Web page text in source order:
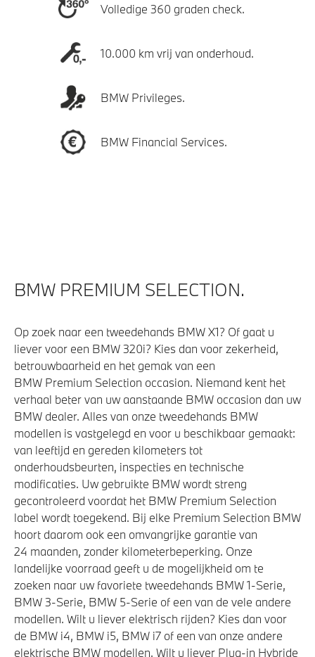
Volledige 360 graden check.
10.000 km vrij van onderhoud.
BMW Privileges.
BMW Financial Services.
BMW PREMIUM SELECTION.
Op zoek naar een tweedehands BMW X1? Of gaat u
liever voor een BMW 320i? Kies dan voor zekerheid,
betrouwbaarheid en het gemak van een
BMW Premium Selection occasion. Niemand kent het
verhaal beter van uw aanstaande BMW occasion dan uw
BMW dealer. Alles van onze tweedehands BMW
modellen is vastgelegd en voor u beschikbaar gemaakt:
van leeftijd en gereden kilometers tot
onderhoudsbeurten, inspecties en technische
modificaties. Uw gebruikte BMW wordt streng
gecontroleerd voordat het BMW Premium Selection
label wordt toegekend. Bij elke Premium Selection BMW
hoort daarom ook een omvangrijke garantie van
24 maanden, zonder kilometerbeperking. Onze
landelijke voorraad geeft u de mogelijkheid om te
zoeken naar uw favoriete tweedehands BMW 1-Serie,
BMW 3-Serie, BMW 5-Serie of een van de vele andere
modellen. Wilt u liever elektrisch rijden? Kies dan voor
de BMW i4, BMW i5, BMW i7 of een van onze andere
elektrische BMW modellen. Wilt u liever Plug-in Hybride